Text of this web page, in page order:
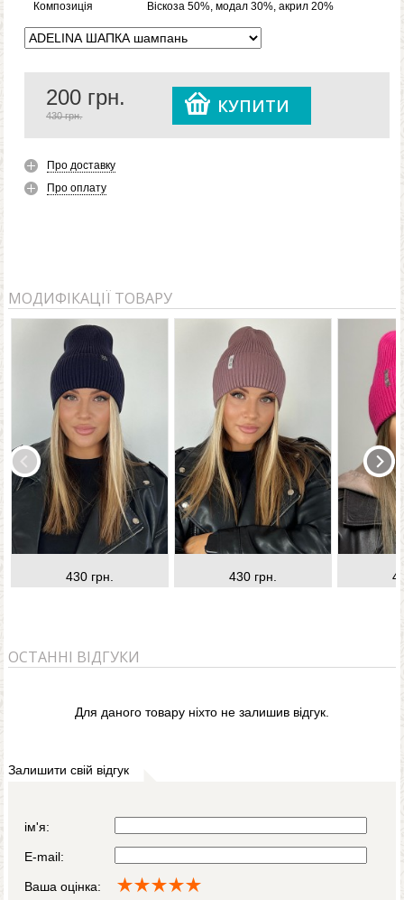
Композиція
Віскоза 50%, модал 30%, акрил 20%
200 грн.
430 грн. КУПИТИ
Про доставку
Про оплату
МОДИФІКАЦІЇ ТОВАРУ
430 грн. 430 грн.
ОСТАННІ ВІДГУКИ
Для даного товару ніхто не залишив відгук.
Залишити свій відгук
ім'я:
E-mail:
Ваша оцінка: